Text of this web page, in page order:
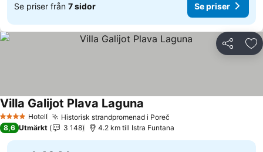
Se priser från 7 sidor Se priser
Dela
4 StjärnorHotell Historisk strandpromenad i Poreč
Villa Galijot Plava Laguna
8,6 Utmärkt 3 148 4.2 km till Istra Funtana